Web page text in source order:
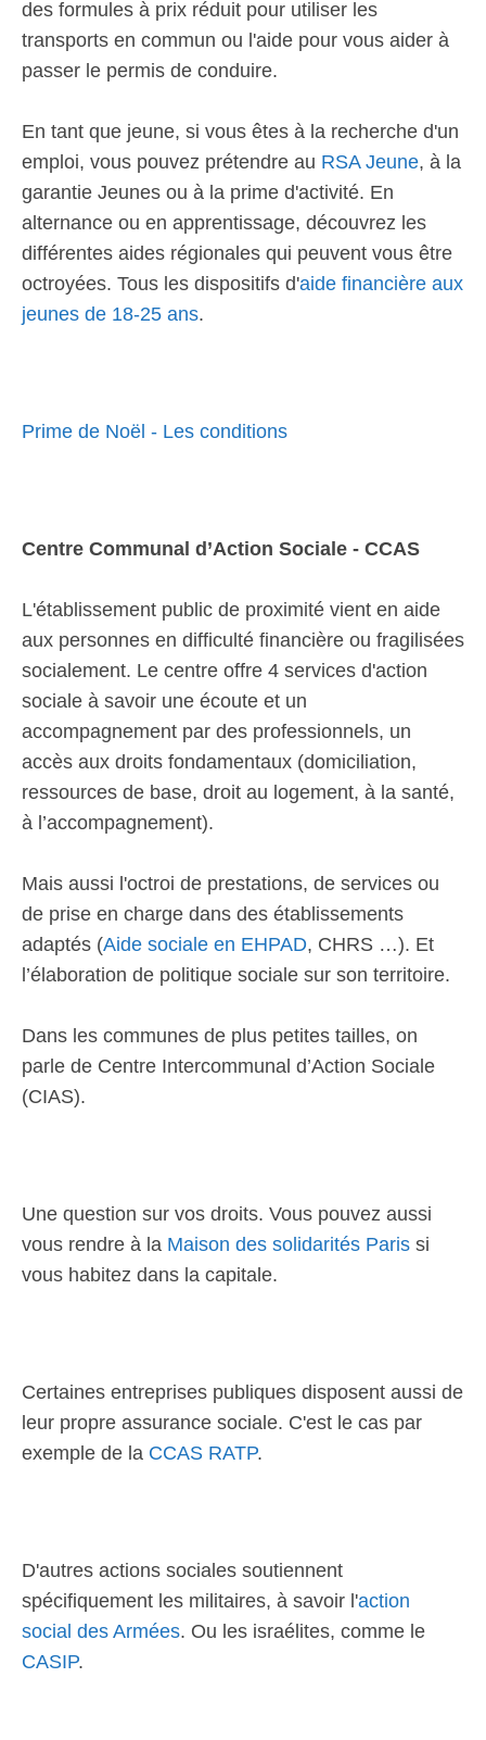
des formules à prix réduit pour utiliser les
transports en commun ou l'aide pour vous aider à
passer le permis de conduire.
En tant que jeune, si vous êtes à la recherche d'un
emploi, vous pouvez prétendre au RSA Jeune, à la
garantie Jeunes ou à la prime d'activité. En
alternance ou en apprentissage, découvrez les
différentes aides régionales qui peuvent vous être
octroyées. Tous les dispositifs d'aide financière aux
jeunes de 18-25 ans.
Prime de Noël - Les conditions
Centre Communal d’Action Sociale - CCAS
L'établissement public de proximité vient en aide
aux personnes en difficulté financière ou fragilisées
socialement. Le centre offre 4 services d'action
sociale à savoir une écoute et un
accompagnement par des professionnels, un
accès aux droits fondamentaux (domiciliation,
ressources de base, droit au logement, à la santé,
à l’accompagnement).
Mais aussi l'octroi de prestations, de services ou
de prise en charge dans des établissements
adaptés (Aide sociale en EHPAD, CHRS …). Et
l’élaboration de politique sociale sur son territoire.
Dans les communes de plus petites tailles, on
parle de Centre Intercommunal d’Action Sociale
(CIAS).
Une question sur vos droits. Vous pouvez aussi
vous rendre à la Maison des solidarités Paris si
vous habitez dans la capitale.
Certaines entreprises publiques disposent aussi de
leur propre assurance sociale. C'est le cas par
exemple de la CCAS RATP.
D'autres actions sociales soutiennent
spécifiquement les militaires, à savoir l'action
social des Armées. Ou les israélites, comme le
CASIP.